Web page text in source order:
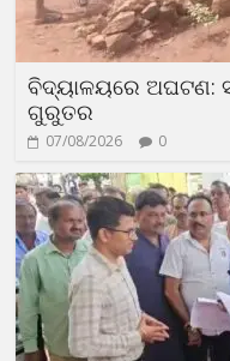
ବିଦ୍ୟାଳୟରେ ଅଘଟଣ:
ଗୁରୁତର
07/08/2026 0